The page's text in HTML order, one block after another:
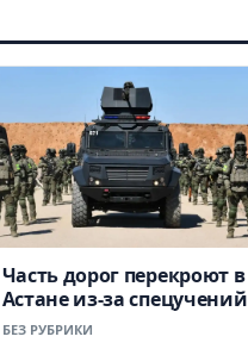
Часть дорог перекроют в
Астане из-за спецучений
БЕЗ РУБРИКИ